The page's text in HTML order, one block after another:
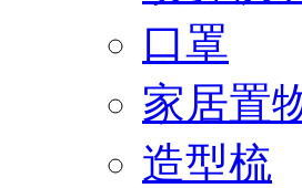
口罩
家居置
造型梳